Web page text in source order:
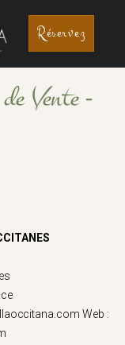
Réservez
Vente -
Web :